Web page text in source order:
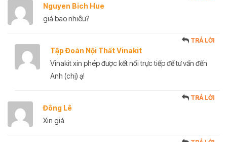
Nguyen Bich Hue
giá bao nhiêu?
Tập Đoàn Nội Thất Vinakit
TRẢ LỜI
Vinakit xin phép được kết nối trực tiếp để tư vấn đến
Anh (chị) ạ!
Đông Lê
TRẢ LỜI
Xin giá